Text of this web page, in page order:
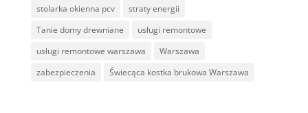
stolarka okienna pcv
straty energii
Tanie domy drewniane
usługi remontowe
usługi remontowe warszawa
Warszawa
zabezpieczenia
Świecąca kostka brukowa Warszawa